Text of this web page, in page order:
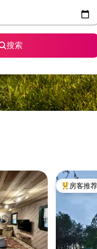
搜索
热门「房
房客推荐